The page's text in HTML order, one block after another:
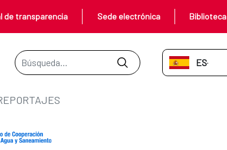
de transparencia Sede electrónica Biblioteca
Barra de búsqueda
ES-ES